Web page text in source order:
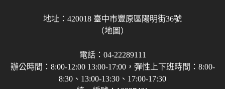
地址：420018 臺中市豐原區陽明街36號
（地圖）
電話：04-22289111
辦公時間：8:00-12:00 13:00-17:00，彈性上下班時間：8:00-
8:30、13:00-13:30、17:00-17:30